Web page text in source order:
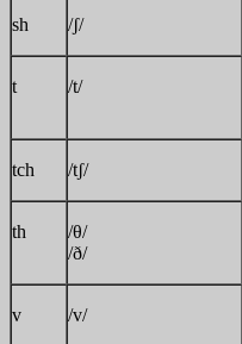
sh /ʃ/
t /t/
tch /tʃ/
th
/θ/
/ð/
v /v/